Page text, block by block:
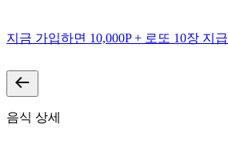
지금 가입하면 10,000P + 로또 10장 지급
음식 상세